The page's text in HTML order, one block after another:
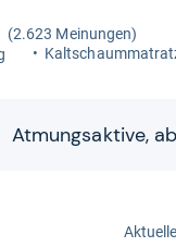
(2.623 Meinungen)
Atmungs­ak­tive,